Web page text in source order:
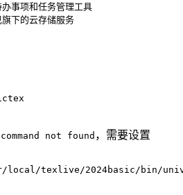
事项和任务管理工具
下的云存储服务
not found ，需要设置
local/texlive/2024basic/bin/